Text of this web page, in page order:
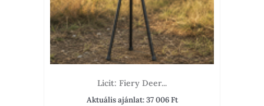
Licit: Fiery Deer...
Aktuális ajánlat:37 006Ft